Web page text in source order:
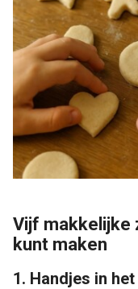
Vijf makkelijke
kunt maken
1. Handjes in